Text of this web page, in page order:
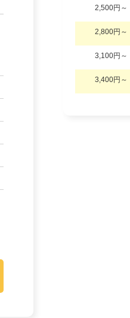
2,500円～
2,800円～
3,100円～
3,400円～